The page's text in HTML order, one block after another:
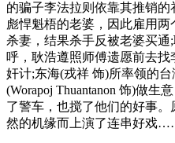
的骗子李法拉则依靠其推销
彪悍魁梧的老婆，因此雇用
杀妻，结果杀手反被老婆买
呼，耿浩遵照师傅遗愿前去
奸计;东海(戎祥 饰)所率领的
(Worapoj Thuantanon 饰)做生
了警车，也搅了他们的好事
然的机缘而上演了连串好戏